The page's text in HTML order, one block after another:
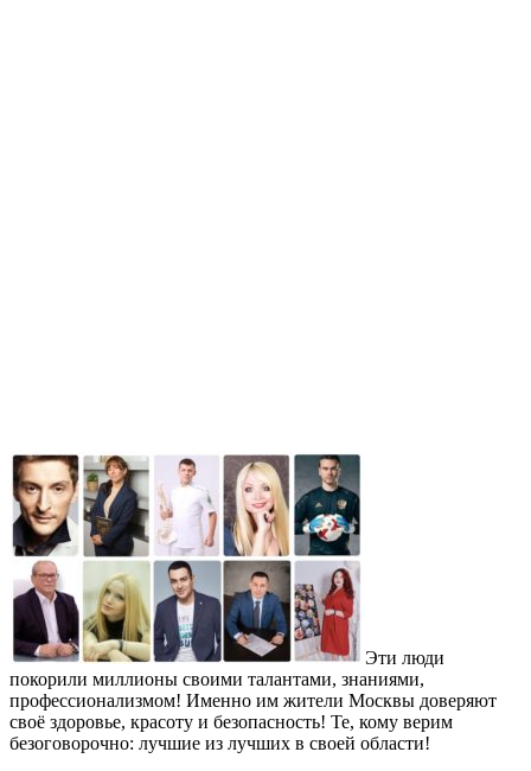
Эти люди
покорили миллионы своими талантами, знаниями,
профессионализмом! Именно им жители Москвы доверяют
своё здоровье, красоту и безопасность! Те, кому верим
безоговорочно: лучшие из лучших в своей области!